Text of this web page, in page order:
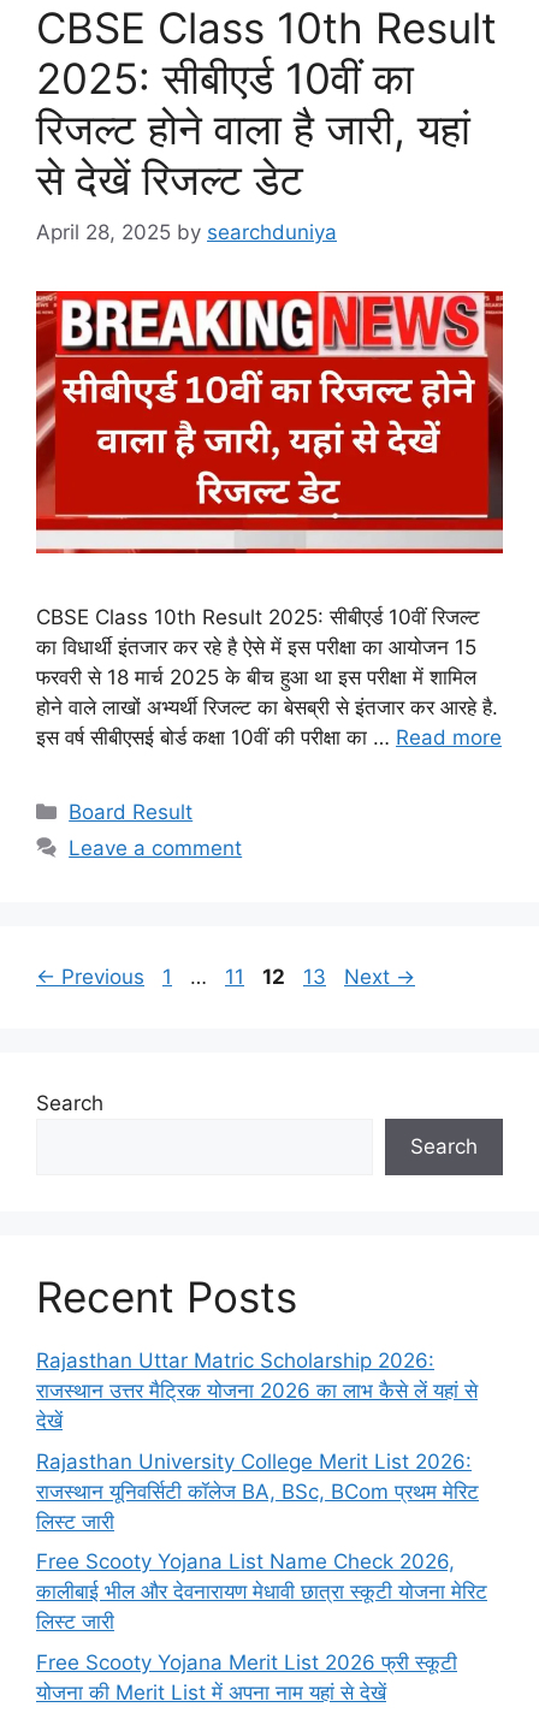
CBSE Class 10th Result
2025: सीबीएर्ड 10वीं का
रिजल्ट होने वाला है जारी, यहां
से देखें रिजल्ट डेट
April 28, 2025 by searchduniya
CBSE Class 10th Result 2025: सीबीएर्ड 10वीं रिजल्ट
का विधार्थी इंतजार कर रहे है ऐसे में इस परीक्षा का आयोजन 15
फरवरी से 18 मार्च 2025 के बीच हुआ था इस परीक्षा में शामिल
होने वाले लाखों अभ्यर्थी रिजल्ट का बेसब्री से इंतजार कर आरहे है.
इस वर्ष सीबीएसई बोर्ड कक्षा 10वीं की परीक्षा का … Read more
Categories
Board Result
Leave a comment
← Previous Page
1 … Page
11 Page
12 Page
13 Next →
Search
Search
Recent Posts
Rajasthan Uttar Matric Scholarship 2026:
राजस्थान उत्तर मैट्रिक योजना 2026 का लाभ कैसे लें यहां से
देखें
Rajasthan University College Merit List 2026:
राजस्थान यूनिवर्सिटी कॉलेज BA, BSc, BCom प्रथम मेरिट
लिस्ट जारी
Free Scooty Yojana List Name Check 2026,
कालीबाई भील और देवनारायण मेधावी छात्रा स्कूटी योजना मेरिट
लिस्ट जारी
Free Scooty Yojana Merit List 2026 फ्री स्कूटी
योजना की Merit List में अपना नाम यहां से देखें